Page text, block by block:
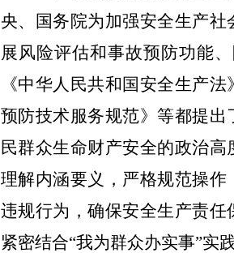
央、国务院为加强安全生产
展风险评估和事故预防功能
《中华人民共和国安全生产
预防技术服务规范》等都提
民群众生命财产安全的政治
理解内涵要义，严格规范操
违规行为，确保安全生产责
紧密结合“我为群众办实事”实